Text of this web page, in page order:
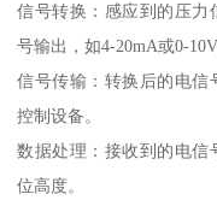
信号转换：感应到的压力
号输出，如4-20mA或0-10V
信号传输：转换后的电信
控制设备。
数据处理：接收到的电信
位高度。